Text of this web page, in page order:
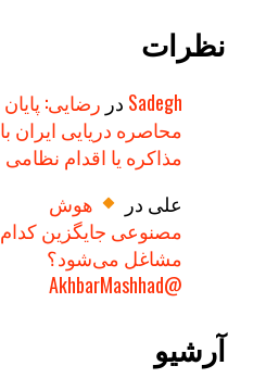
نظرات
Sadegh در رضایی: پایان
محاصره دریایی ایران با
مذاکره یا اقدام نظامی
علی در
هوش
مصنوعی جایگزین کدام
مشاغل می‌شود؟
@AkhbarMashhad
آرشیو